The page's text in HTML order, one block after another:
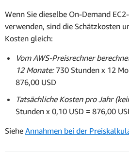
Wenn Sie dieselbe On-Demand
verwenden, sind die Schätzkosten
Kosten gleich:
Vom AWS-Preisrechner
12 Monate:730 Stunden x 12
876,00 USD
Tatsächliche Kosten pro Jahr
Stunden x 0,10 USD = 876,00
Siehe Annahmen bei der